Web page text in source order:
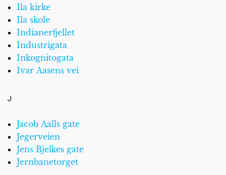
Ila kirke
Ila skole
Indianerfjellet
Industrigata
Inkognitogata
Ivar Aasens vei
J
Jacob Aalls gate
Jegerveien
Jens Bjelkes gate
Jernbanetorget